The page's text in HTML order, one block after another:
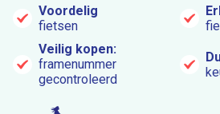
Voordelig
fietsen
Veilig kopen:
framenummer
gecontroleerd